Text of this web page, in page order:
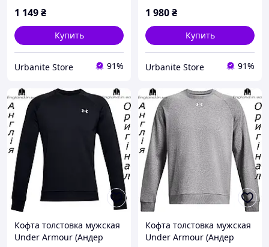
1 149₴
Купить
Urbanite Store 91%
1 980₴
Купить
Urbanite Store 91%
Кофта толстовка мужская
Under Armour (Андер
Кофта толстовка мужская
Under Armour (Андер